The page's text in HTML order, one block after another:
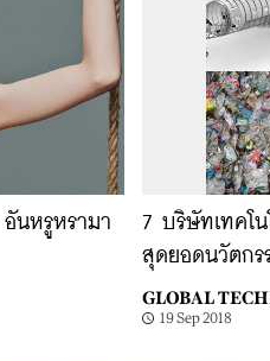
นหรูหรามา
7 บริษัทเทคโ
สุดยอดนวัตกร
GLOBAL
19 Sep 2018